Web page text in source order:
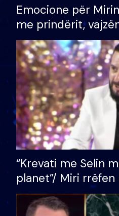
Emocione për
me prindërit,
bashkëshorten:
divorci apo jo?
“Krevati me Selin
planet”/ Miri
bukura në
mungojë zilja e